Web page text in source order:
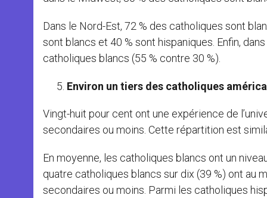
Dans le Nord-Est, 72 % des catholiques sont
sont blancs et 40 % sont hispaniques. Enfin,
catholiques blancs (55 % contre 30 %).
Environ un tiers des catholiques
Vingt-huit pour cent ont une expérience de
secondaires ou moins. Cette répartition est
En moyenne, les catholiques blancs ont un
quatre catholiques blancs sur dix (39 %) ont au
secondaires ou moins. Parmi les catholiques